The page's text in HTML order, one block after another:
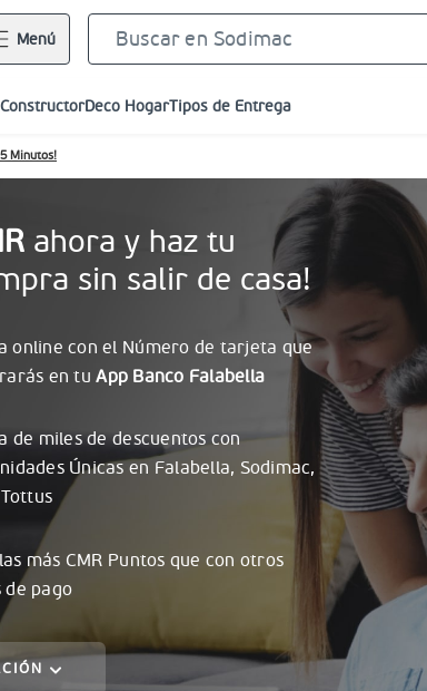
Menú
ConstructorDeco HogarTipos de Entrega
Minutos!
ahora y haz tu
sin salir de casa!
online con el Número de tarjeta que
en tu App Banco Falabella
de miles de descuentos con
Únicasen Falabella, Sodimac,
más CMR Puntos que con otros
de pago